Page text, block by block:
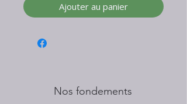
Ajouter au panier
Nos fondements